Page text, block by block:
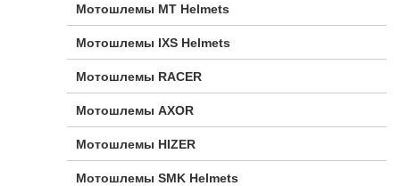
Мотошлемы MT Helmets
Мотошлемы IXS Helmets
Мотошлемы RACER
Мотошлемы AXOR
Мотошлемы HIZER
Мотошлемы SMK Helmets